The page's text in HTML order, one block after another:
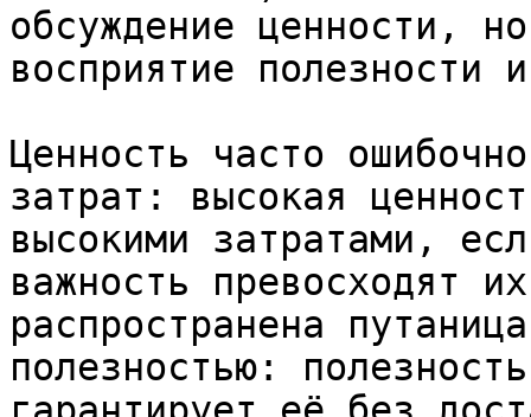
обсуждение ценности,
восприятие полезности
Ценность часто
затрат: высокая
высокими затратами,
важность превосходят
распространена
полезностью: